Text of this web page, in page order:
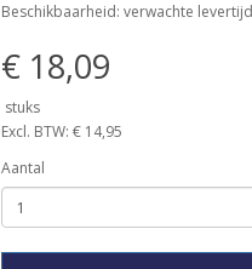
Beschikbaarheid: verwachte
€ 18,09
stuks
Excl. BTW: € 14,95
Aantal